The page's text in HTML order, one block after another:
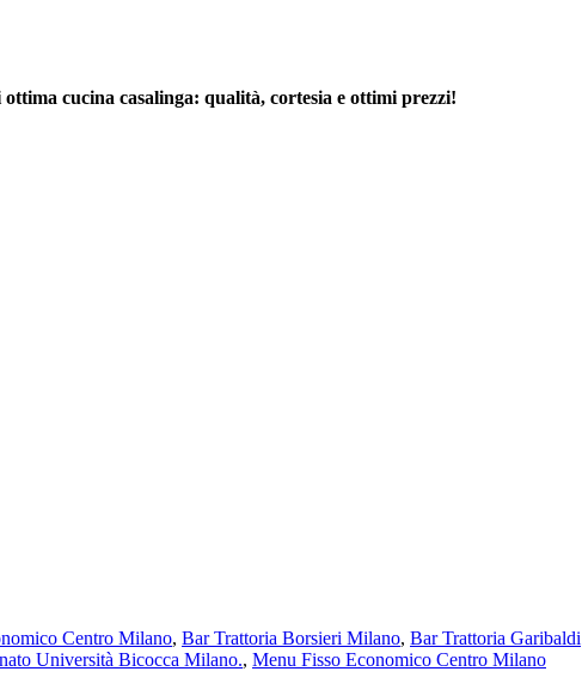
cucina casalinga: qualità, cortesia e ottimi prezzi!
Centro Milano, Bar Trattoria Borsieri Milano, Bar Trattoria Garibaldi
Università Bicocca Milano., Menu Fisso Economico Centro Milano